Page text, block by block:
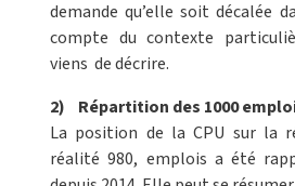
demande qu’elle soit décalée
compte du contexte
viens de décrire.
2) Répartition des 1000
La position de la CPU sur la
réalité 980, emplois a été